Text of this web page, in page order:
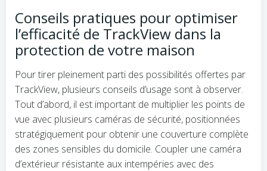
Conseils pratiques pour optimiser
l’efficacité de TrackView dans la
protection de votre maison
Pour tirer pleinement parti des possibilités offertes par
TrackView, plusieurs conseils d’usage sont à observer.
Tout d’abord, il est important de multiplier les points de
vue avec plusieurs caméras de sécurité, positionnées
stratégiquement pour obtenir une couverture complète
des zones sensibles du domicile. Coupler une caméra
d’extérieur résistante aux intempéries avec des